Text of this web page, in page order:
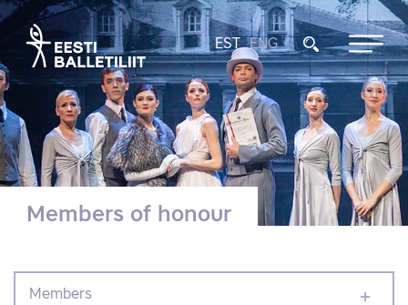
EST ENG
Members of honour
Members